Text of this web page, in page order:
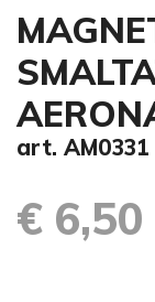
art. AM0331
€ 6,50